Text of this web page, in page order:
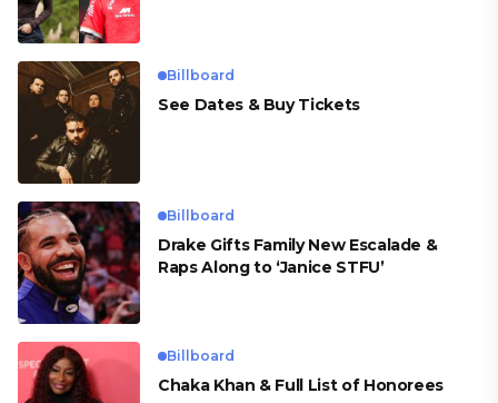
Billboard
See Dates & Buy Tickets
Billboard
Drake Gifts Family New Escalade &
Raps Along to ‘Janice STFU’
Billboard
Chaka Khan & Full List of Honorees